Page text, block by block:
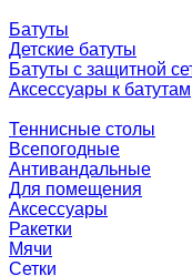
Батуты
Детские батуты
Батуты с защитной
Аксессуары к батутам
Теннисные столы
Всепогодные
Антивандальные
Для помещения
Аксессуары
Ракетки
Мячи
Сетки